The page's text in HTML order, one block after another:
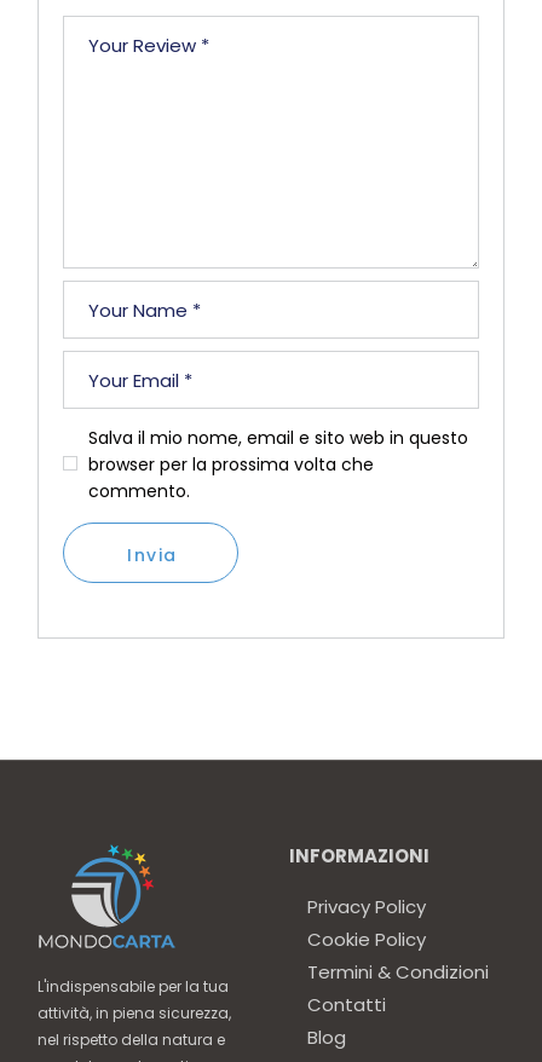
Salva il mio nome, email e sito web in questo
browser per la prossima volta che
commento.
Invia
L'indispensabile per la tua
attività, in piena sicurezza,
nel rispetto della natura e
INFORMAZIONI
Privacy Policy
Cookie Policy
Termini & Condizioni
Contatti
Blog